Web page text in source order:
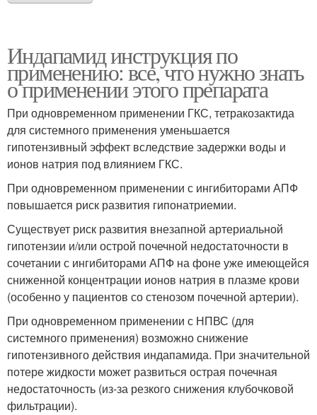
Индапамид инструкция по
применению: все, что нужно знать
о применении этого препарата
При одновременном применении ГКС, тетракозактида
для системного применения уменьшается
гипотензивный эффект вследствие задержки воды и
ионов натрия под влиянием ГКС.
При одновременном применении с ингибиторами АПФ
повышается риск развития гипонатриемии.
Существует риск развития внезапной артериальной
гипотензии и/или острой почечной недостаточности в
сочетании с ингибиторами АПФ на фоне уже имеющейся
сниженной концентрации ионов натрия в плазме крови
(особенно у пациентов со стенозом почечной артерии).
При одновременном применении с НПВС (для
системного применения) возможно снижение
гипотензивного действия индапамида. При значительной
потере жидкости может развиться острая почечная
недостаточность (из-за резкого снижения клубочковой
фильтрации).